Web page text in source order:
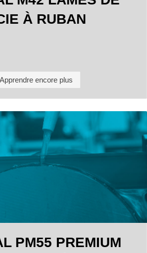
À RUBAN
Apprendre encore plus
PM55 PREMIUM